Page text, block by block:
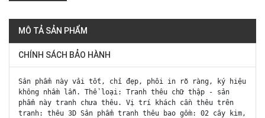
MÔ TẢ SẢN PHẨM
CHÍNH SÁCH BẢO HÀNH
Sản phẩm này vải tốt, chỉ đẹp, phôi in rõ ràng, ký hiệu
không nhầm lẫn. Thể loại: Tranh thêu chữ thập - sản
phẩm này tranh chưa thêu. Vị trí khách cần thêu trên
tranh: thêu 3D Sản phẩm tranh thêu bao gồm: 02 cây kim,